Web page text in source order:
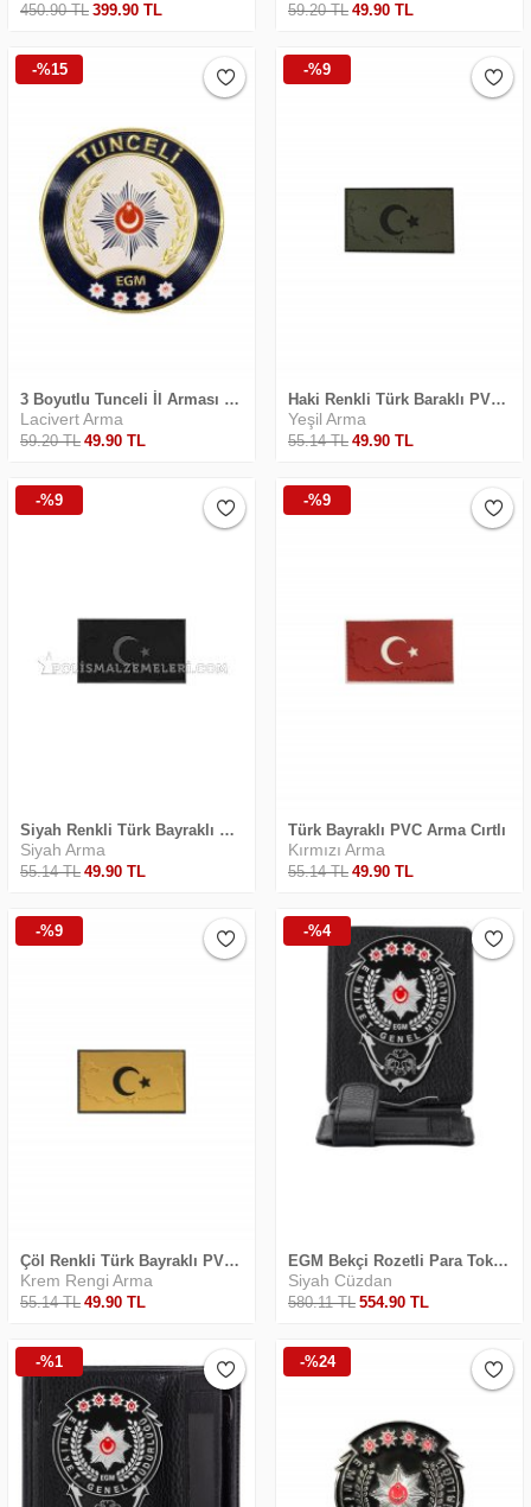
450.90TL 399.90 TL 59.20TL 49.90 TL
-%15
3 Boyutlu Tunceli İl Arması 3D TPU Sistem Yeni
Lacivert Arma
59.20TL 49.90 TL
-%9
Haki Renkli Türk Baraklı PVC Arma Cırtlı
Yeşil Arma
55.14TL 49.90 TL
-%9
Siyah Renkli Türk Bayraklı PVC Arma Cırtlı
Siyah Arma
55.14TL 49.90 TL
-%9
Türk Bayraklı PVC Arma Cırtlı
Kırmızı Arma
55.14TL 49.90 TL
-%9
Çöl Renkli Türk Bayraklı PVC Arma
Krem Rengi Arma
55.14TL 49.90 TL
-%4
EGM Bekçi Rozetli Para Tokalı Kartlık Cüzdan Siyah
Siyah Cüzdan
580.11TL 554.90 TL
-%1 -%24
Asistanınız. Sitemizdeki binlerce polis
malzemesi, taktik giyim ve ekipman
arasından aradığınız ürünü bulmanıza
yardımcı olabilirim. Ne aramıştınız? 👮‍♂️